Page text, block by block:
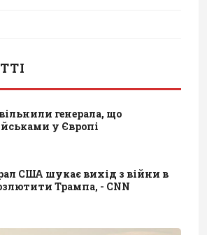
генерала, що
у Європі
США шукає вихід з війни в
Трампа, - CNN